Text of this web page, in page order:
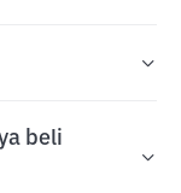
beli